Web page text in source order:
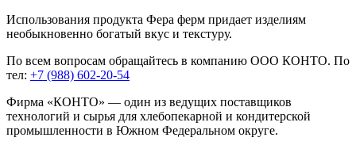
Использования продукта Фера ферм придает изделиям
необыкновенно богатый вкус и текстуру.
По всем вопросам обращайтесь в компанию ООО КОНТО. По
тел: +7 (988) 602-20-54
Фирма «КОНТО» — один из ведущих поставщиков
технологий и сырья для хлебопекарной и кондитерской
промышленности в Южном Федеральном округе.